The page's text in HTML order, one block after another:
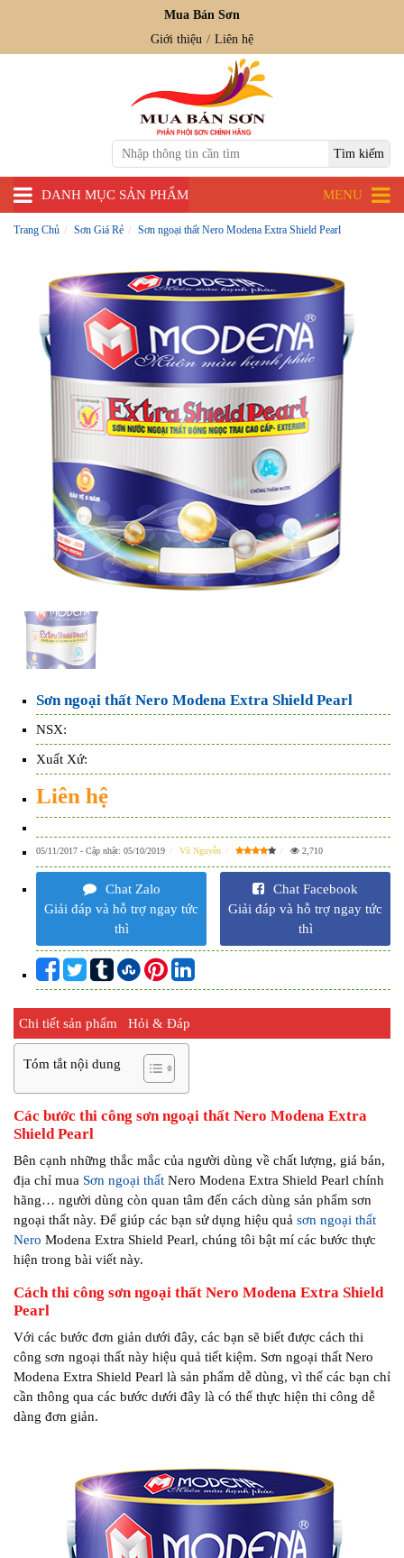
Mua Bán Sơn
Giới thiệu
Liên hệ
DANH MỤC SẢN PHẨM MENU
Trang Chủ Sơn Giá Rẻ Sơn ngoại thất Nero Modena Extra Shield Pearl
Sơn ngoại thất Nero Modena Extra Shield Pearl
NSX:
Xuất Xứ:
Liên hệ
05/11/2017 - Cập nhật: 05/10/2019 Vũ Nguyễn 2,710
Chat Zalo
Giải đáp và hỗ trợ ngay tức
thì
Chat Facebook
Giải đáp và hỗ trợ ngay tức
thì
Chi tiết sản phẩm Hỏi & Đáp
Tóm tắt nội dung
Các bước thi công sơn ngoại thất Nero Modena Extra
Shield Pearl
Bên cạnh những thắc mắc của người dùng về chất lượng, giá bán,
địa chỉ mua Sơn ngoại thất Nero Modena Extra Shield Pearl chính
hãng… người dùng còn quan tâm đến cách dùng sản phẩm sơn
ngoại thất này. Để giúp các bạn sử dụng hiệu quả sơn ngoại thất
Nero Modena Extra Shield Pearl, chúng tôi bật mí các bước thực
hiện trong bài viết này.
Cách thi công sơn ngoại thất Nero Modena Extra Shield
Pearl
Với các bước đơn giản dưới đây, các bạn sẽ biết được cách thi
công sơn ngoại thất này hiệu quả tiết kiệm. Sơn ngoại thất Nero
Modena Extra Shield Pearl là sản phẩm dễ dùng, vì thế các bạn chỉ
cần thông qua các bước dưới đây là có thể thực hiện thi công dễ
dàng đơn giản.